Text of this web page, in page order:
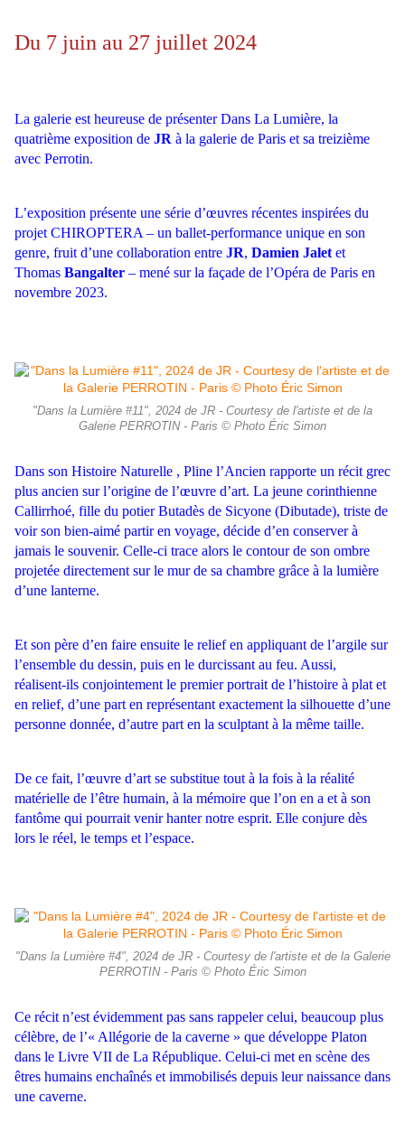
Du 7 juin au 27 juillet 2024
La galerie est heureuse de présenter Dans La Lumière, la
quatrième exposition de JR à la galerie de Paris et sa treizième
avec Perrotin.
L’exposition présente une série d’œuvres récentes inspirées du
projet CHIROPTERA – un ballet-performance unique en son
genre, fruit d’une collaboration entre JR, Damien Jalet et
Thomas Bangalter – mené sur la façade de l’Opéra de Paris en
novembre 2023.
"Dans la Lumière #11", 2024 de JR - Courtesy de l'artiste et de la
Galerie PERROTIN - Paris © Photo Éric Simon
Dans son Histoire Naturelle , Pline l’Ancien rapporte un récit grec
plus ancien sur l’origine de l’œuvre d’art. La jeune corinthienne
Callirrhoé, fille du potier Butadès de Sicyone (Dibutade), triste de
voir son bien-aimé partir en voyage, décide d’en conserver à
jamais le souvenir. Celle-ci trace alors le contour de son ombre
projetée directement sur le mur de sa chambre grâce à la lumière
d’une lanterne.
Et son père d’en faire ensuite le relief en appliquant de l’argile sur
l’ensemble du dessin, puis en le durcissant au feu. Aussi,
réalisent-ils conjointement le premier portrait de l’histoire à plat et
en relief, d’une part en représentant exactement la silhouette d’une
personne donnée, d’autre part en la sculptant à la même taille.
De ce fait, l’œuvre d’art se substitue tout à la fois à la réalité
matérielle de l’être humain, à la mémoire que l’on en a et à son
fantôme qui pourrait venir hanter notre esprit. Elle conjure dès
lors le réel, le temps et l’espace.
"Dans la Lumière #4", 2024 de JR - Courtesy de l'artiste et de la Galerie
PERROTIN - Paris © Photo Éric Simon
Ce récit n’est évidemment pas sans rappeler celui, beaucoup plus
célèbre, de l’« Allégorie de la caverne » que développe Platon
dans le Livre VII de La République. Celui-ci met en scène des
êtres humains enchaînés et immobilisés depuis leur naissance dans
une caverne.